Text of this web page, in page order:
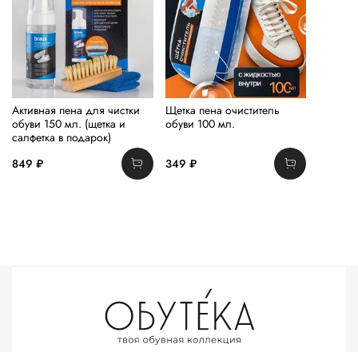
Активная пена для чистки
обуви 150 мл. (щетка и
салфетка в подарок)
849 ₽
Щетка пена очиститель
обуви 100 мл.
349 ₽